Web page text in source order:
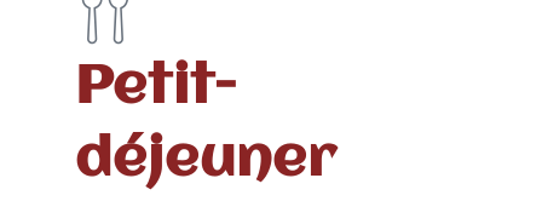
Petit-
déjeuner